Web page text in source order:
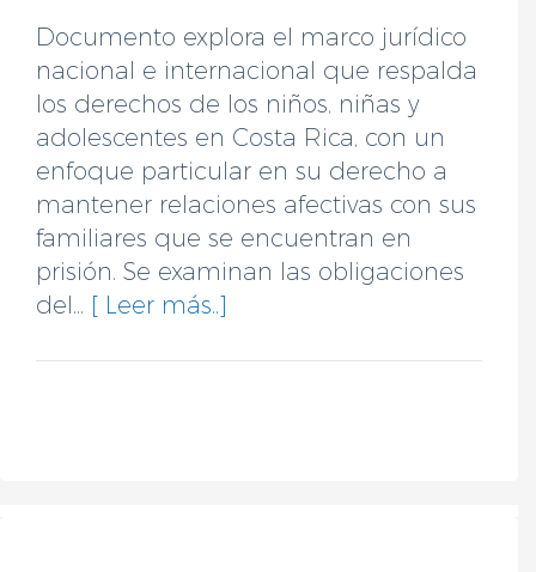
Documento explora el marco jurídico
nacional e internacional que respalda
los derechos de los niños, niñas y
adolescentes en Costa Rica, con un
enfoque particular en su derecho a
mantener relaciones afectivas con sus
familiares que se encuentran en
prisión. Se examinan las obligaciones
del... [ Leer más..]